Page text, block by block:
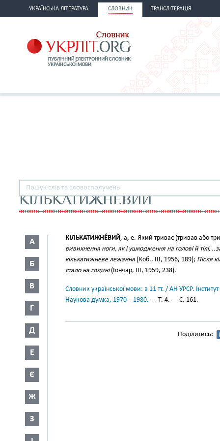
УКРАЇНСЬКА ЛІТЕРАТУРА СЛОВНИК ТРАНСЛІТЕРАЦІЯ
КІЛЬКАТИЖНЕВИЙ
А
Б
В
Г
Д
Е
Є
Ж
З
КІЛЬКАТИЖНЕ́ВИЙ, а, е. Який триває (тривав або
вивихнення ноги, як і ушкодження на голові й тілі,
кількатижневе лежання (Коб., III, 1956, 189); Після
стало на годині(Гончар, III, 1959, 238).
Словник української мови: в 11 тт. / АН УРСР.
Наукова думка, 1970—1980. — Т. 4. — С. 161.
Поділитись: